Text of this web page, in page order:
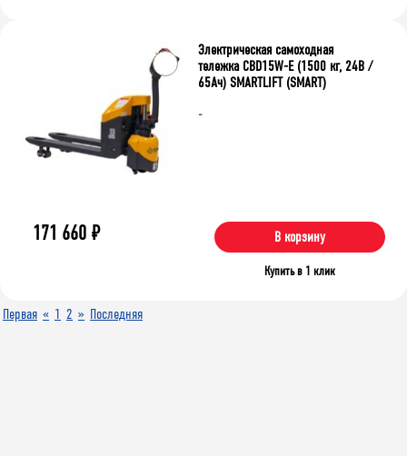
-
Электрическая самоходная
тележка CBD15W-E (1500 кг, 24В /
65Ач) SMARTLIFT (SMART)
171 660 ₽ В корзину
Купить в 1 клик
Первая « 1 2 » Последняя